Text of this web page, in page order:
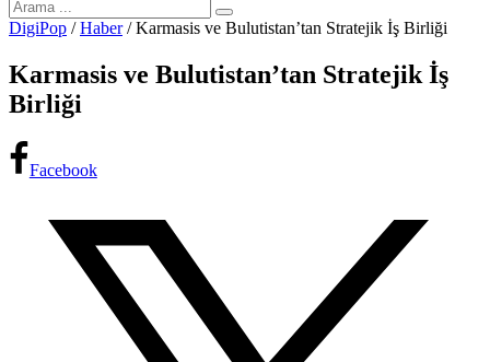
DigiPop /Haber/Karmasis ve Bulutistan’tan Stratejik İş Birliği
Karmasis ve Bulutistan’tan Stratejik İş
Birliği
Facebook